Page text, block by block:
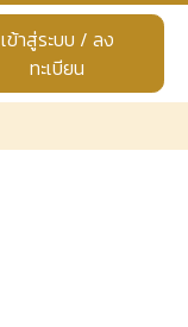
เข้าสู่ระบบ / ลง
ทะเบียน